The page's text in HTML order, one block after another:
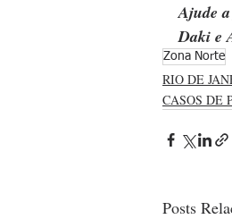
Ajude
Daki e
Zona Norte
RIO DE
CASOS DE
Posts